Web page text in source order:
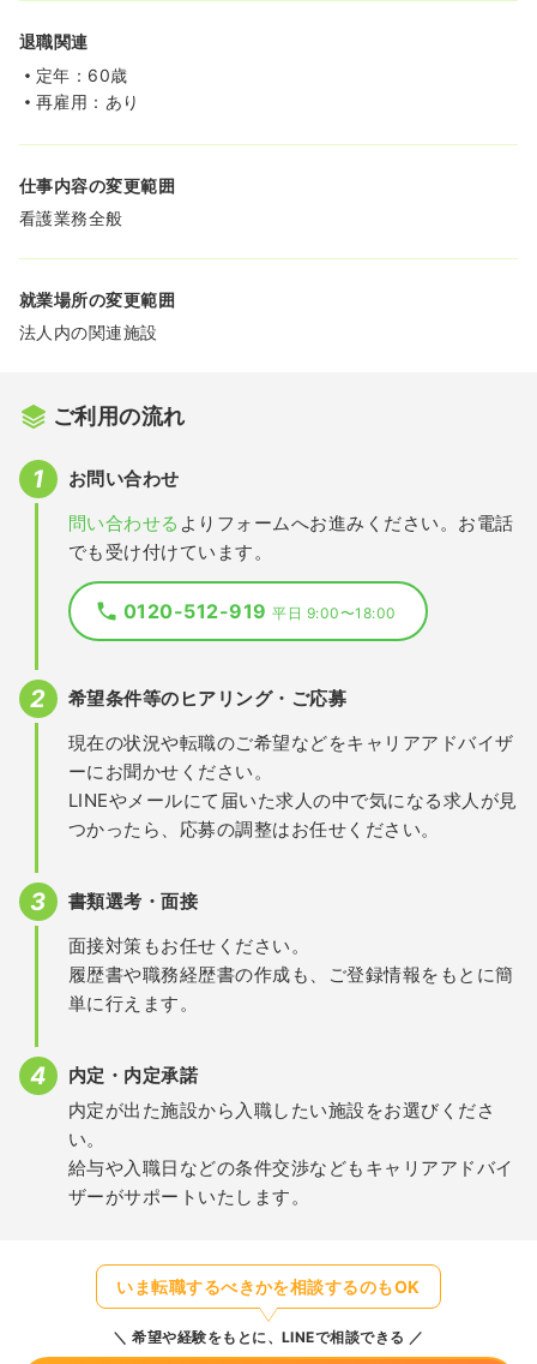
退職関連
定年：60歳
再雇用：あり
仕事内容の変更範囲
看護業務全般
就業場所の変更範囲
法人内の関連施設
ご利用の流れ
お問い合わせ
問い合わせる よりフォームへお進みください。お電話
でも受け付けています。
0120-512-919平日 9:00〜18:00
希望条件等のヒアリング・ご応募
現在の状況や転職のご希望などをキャリアアドバイザ
ーにお聞かせください。
LINEやメールにて届いた求人の中で気になる求人が見
つかったら、応募の調整はお任せください。
書類選考・面接
面接対策もお任せください。
履歴書や職務経歴書の作成も、ご登録情報をもとに簡
単に行えます。
内定・内定承諾
内定が出た施設から入職したい施設をお選びくださ
い。
給与や入職日などの条件交渉などもキャリアアドバイ
ザーがサポートいたします。
いま転職するべきかを相談するのもOK
希望や経験をもとに、LINEで相談できる